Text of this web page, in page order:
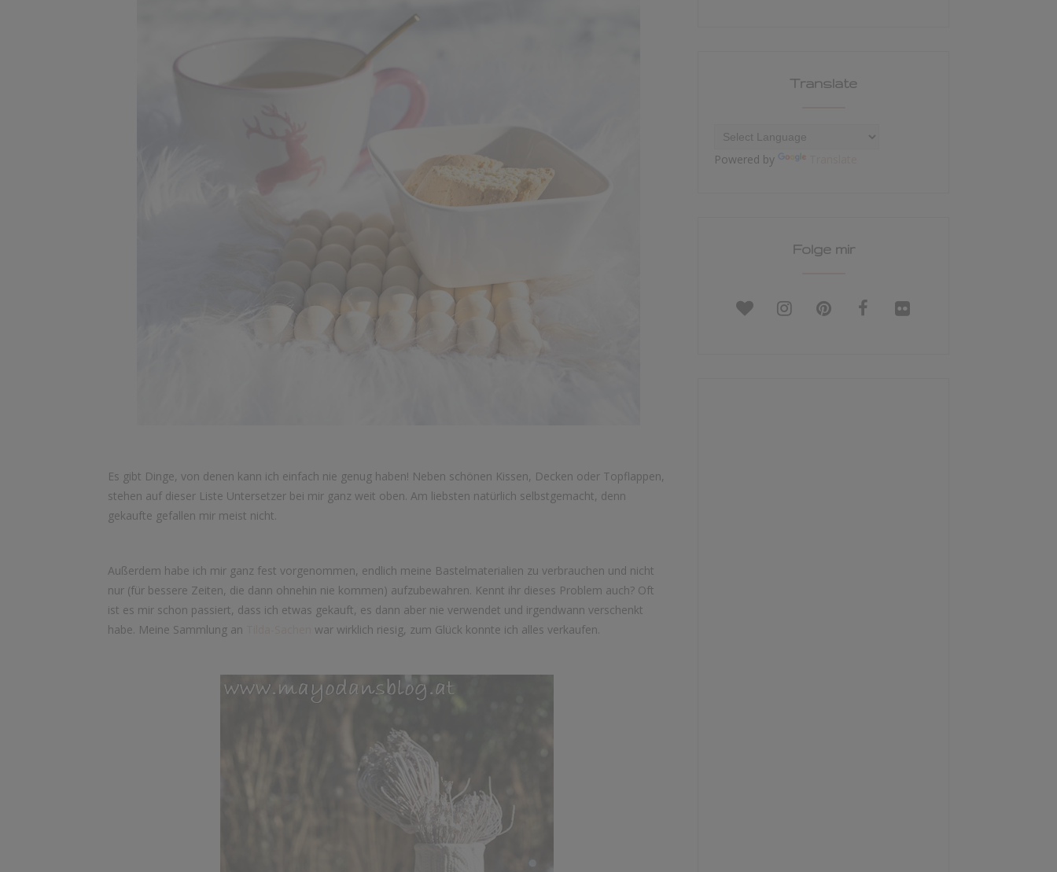
Es gibt Dinge, von denen kann ich einfach nie genug haben! Neben schönen Kissen, Decken oder Topflappen,
stehen auf dieser Liste Untersetzer bei mir ganz weit oben. Am liebsten natürlich selbstgemacht, denn
gekaufte gefallen mir meist nicht.
Außerdem habe ich mir ganz fest vorgenommen, endlich meine Bastelmaterialien zu verbrauchen und nicht
nur (für bessere Zeiten, die dann ohnehin nie kommen) aufzubewahren. Kennt ihr dieses Problem auch? Oft
ist es mir schon passiert, dass ich etwas gekauft, es dann aber nie verwendet und irgendwann verschenkt
habe. Meine Sammlung an
war wirklich riesig, zum Glück konnte ich alles verkaufen.
Translate
Powered by
Folge mir